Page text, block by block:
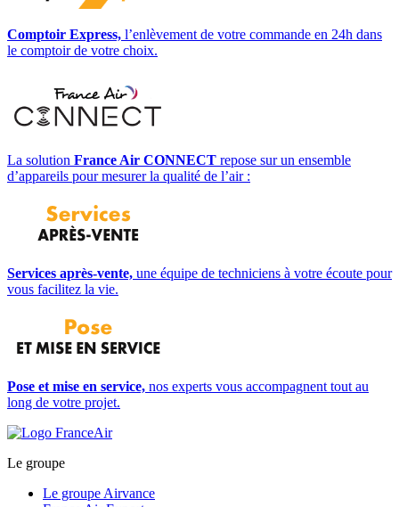
Comptoir Express, l’enlèvement de votre commande en 24h dans
le comptoir de votre choix.
La solution France Air CONNECT repose sur un ensemble
d’appareils pour mesurer la qualité de l’air :
Services après-vente, une équipe de techniciens à votre écoute pour
vous facilitez la vie.
Pose et mise en service, nos experts vous accompagnent tout au
long de votre projet.
Le groupe
Le groupe Airvance